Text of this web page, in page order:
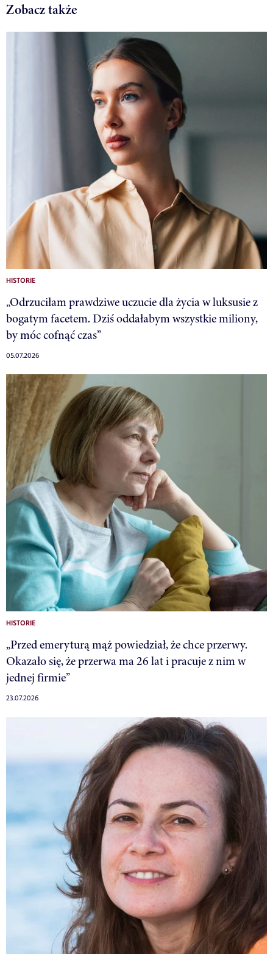
Zobacz także
HISTORIE
„Odrzuciłam prawdziwe uczucie dla życia w luksusie z
bogatym facetem. Dziś oddałabym wszystkie miliony,
by móc cofnąć czas”
05.07.2026
HISTORIE
„Przed emeryturą mąż powiedział, że chce przerwy.
Okazało się, że przerwa ma 26 lat i pracuje z nim w
jednej firmie”
23.07.2026